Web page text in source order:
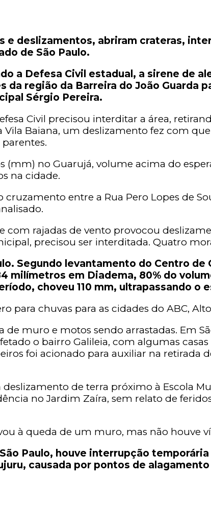
e deslizamentos, abriram crateras,
de São Paulo.
a Defesa Civil estadual, a sirene de
região da Barreira do João Guarda
Sérgio Pereira.
Civil precisou interditar a área,
Baiana, um deslizamento fez com
(mm) no Guarujá, volume acima do
na cidade.
entre a Rua Pero Lopes de
rajadas de vento provocou
precisou ser interditada. Quatro
Segundo levantamento do Centro
milímetros em Diadema, 80% do
choveu 110 mm, ultrapassando o
para chuvas para as cidades do ABC,
muro e motos sendo arrastadas. Em
o bairro Galileia, com algumas
foi acionado para auxiliar na retirada
de terra próximo à Escola
no Jardim Zaíra, sem relato de
à queda de um muro, mas não houve
Paulo, houve interrupção
causada por pontos de